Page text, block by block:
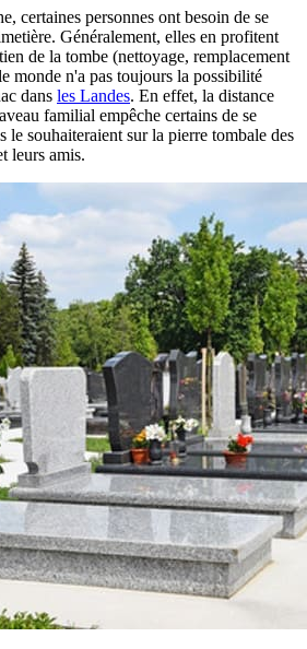
certaines personnes ont besoin de se
Généralement, elles en profitent
de la tombe (nettoyage, remplacement
monde n'a pas toujours la possibilité
dans les Landes. En effet, la distance
familial empêche certains de se
le souhaiteraient sur la pierre tombale des
leurs amis.